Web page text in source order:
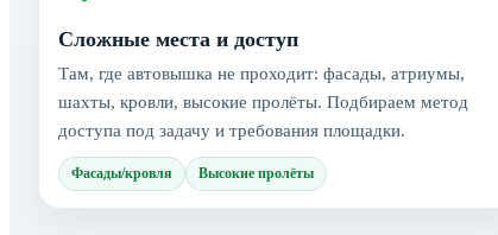
Сложные места и доступ
Там, где автовышка не проходит: фасады, атриумы,
шахты, кровли, высокие пролёты. Подбираем метод
доступа под задачу и требования площадки.
Фасады/кровля Высокие пролёты